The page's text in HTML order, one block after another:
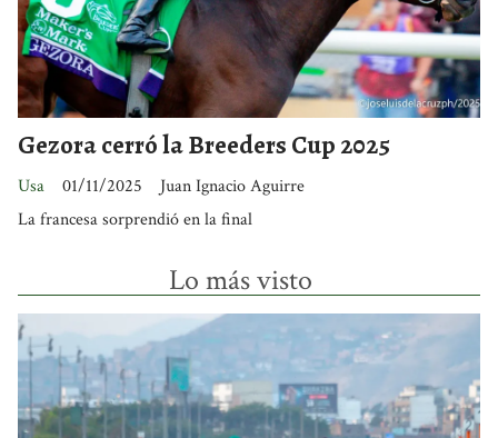
Gezora cerró la Breeders Cup 2025
Juan Ignacio Aguirre
Usa
01/11/2025
La francesa sorprendió en la final
Lo más visto